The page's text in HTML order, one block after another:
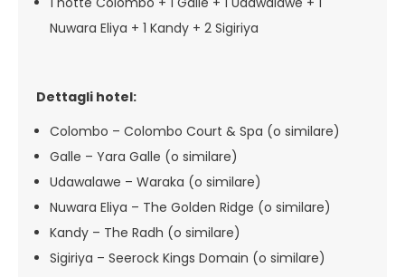
Nuwara Eliya + 1 Kandy + 2 Sigiriya
Dettagli hotel:
Colombo – Colombo Court & Spa (o similare)
Galle – Yara Galle (o similare)
Udawalawe – Waraka (o similare)
Nuwara Eliya – The Golden Ridge (o similare)
Kandy – The Radh (o similare)
Sigiriya – Seerock Kings Domain (o similare)